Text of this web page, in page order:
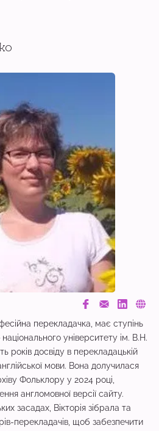
перекладачка, має ступінь
національного університету ім. В.Н.
років досвіду в перекладацькій
мови. Вона долучилася
Фольклору у 2024 році,
англомовної версії сайту.
засадах, Вікторія зібрала та
перекладачів, щоб забезпечити